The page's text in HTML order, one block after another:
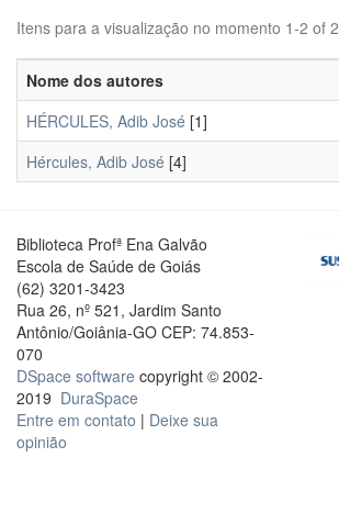
Itens para a visualização no momento 1-2 of 2
Nome dos autores
HÉRCULES, Adib José [1]
Hércules, Adib José [4]
Biblioteca Profª Ena Galvão
Escola de Saúde de Goiás
(62) 3201-3423
Rua 26, nº 521, Jardim Santo
Antônio/Goiânia-GO CEP: 74.853-
070
DSpace software copyright © 2002-
2019 DuraSpace
Entre em contato | Deixe sua
opinião